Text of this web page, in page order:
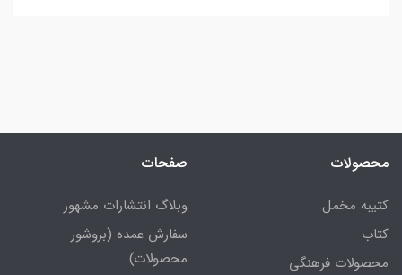
محصولات
کتیبه مخمل
کتاب
محصولات فرهنگی
صفحات
وبلاگ انتشارات مشهور
سفارش عمده (بروشور
محصولات)